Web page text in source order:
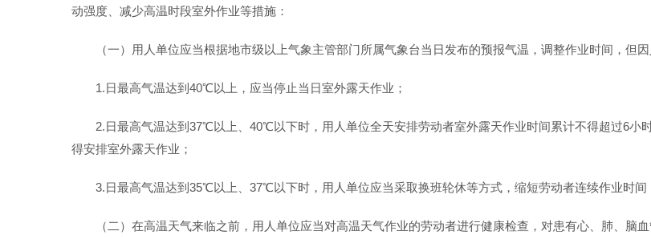
动强度、减少高温时段室外作业等措施：
（一）用人单位应当根据地市级以上气象主管部门所属气象台当日发布的预报气温，调整作业时间，但
1.日最高气温达到40℃以上，应当停止当日室外露天作业；
2.日最高气温达到37℃以上、40℃以下时，用人单位全天安排劳动者室外露天作业时间累计不得超过6小
得安排室外露天作业；
3.日最高气温达到35℃以上、37℃以下时，用人单位应当采取换班轮休等方式，缩短劳动者连续作业时间
（二）在高温天气来临之前，用人单位应当对高温天气作业的劳动者进行健康检查，对患有心、肺、脑